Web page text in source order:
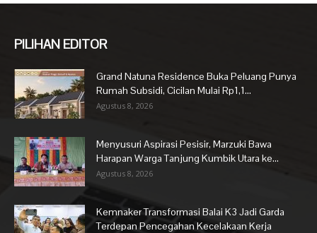
PILIHAN EDITOR
Grand Natuna Residence Buka Peluang Punya
Rumah Subsidi, Cicilan Mulai Rp1,1...
Agustus 8, 2026
Menyusuri Aspirasi Pesisir, Marzuki Bawa
Harapan Warga Tanjung Kumbik Utara ke...
Agustus 8, 2026
Kemnaker Transformasi Balai K3 Jadi Garda
Terdepan Pencegahan Kecelakaan Kerja